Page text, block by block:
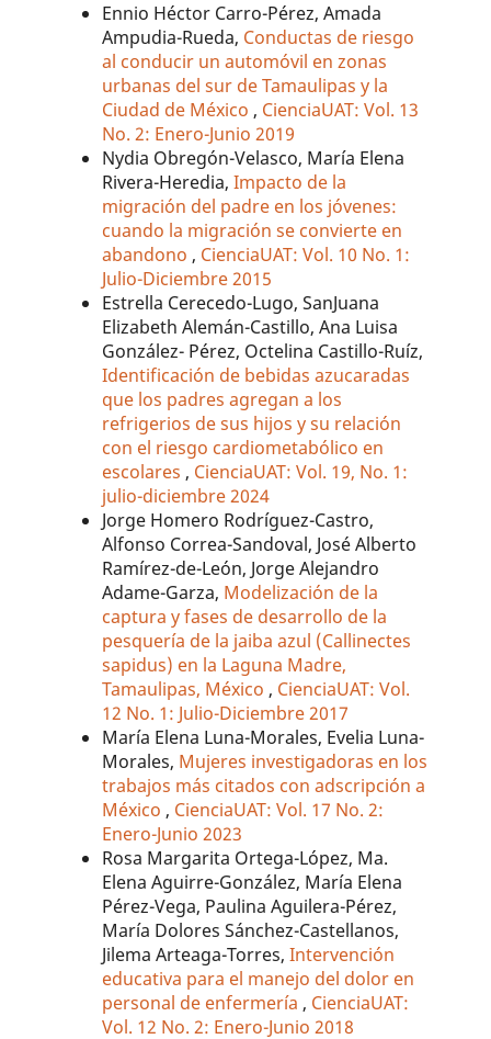
Ennio Héctor Carro-Pérez, Amada
Ampudia-Rueda, Conductas de riesgo
al conducir un automóvil en zonas
urbanas del sur de Tamaulipas y la
Ciudad de México , CienciaUAT: Vol. 13
No. 2: Enero-Junio 2019
Nydia Obregón-Velasco, María Elena
Rivera-Heredia,Impacto de la
migración del padre en los jóvenes:
cuando la migración se convierte en
abandono , CienciaUAT: Vol. 10 No. 1:
Julio-Diciembre 2015
Estrella Cerecedo-Lugo, SanJuana
Elizabeth Alemán-Castillo, Ana Luisa
González- Pérez, Octelina Castillo-Ruíz,
Identificación de bebidas azucaradas
que los padres agregan a los
refrigerios de sus hijos y su relación
con el riesgo cardiometabólico en
escolares , CienciaUAT: Vol. 19, No. 1:
julio-diciembre 2024
Jorge Homero Rodríguez-Castro,
Alfonso Correa-Sandoval, José Alberto
Ramírez-de-León, Jorge Alejandro
Adame-Garza, Modelización de la
captura y fases de desarrollo de la
pesquería de la jaiba azul (Callinectes
sapidus) en la Laguna Madre,
Tamaulipas, México , CienciaUAT: Vol.
12 No. 1: Julio-Diciembre 2017
María Elena Luna-Morales, Evelia Luna-
Morales, Mujeres investigadoras en los
trabajos más citados con adscripción a
México , CienciaUAT: Vol. 17 No. 2:
Enero-Junio 2023
Rosa Margarita Ortega-López, Ma.
Elena Aguirre-González, María Elena
Pérez-Vega, Paulina Aguilera-Pérez,
María Dolores Sánchez-Castellanos,
Jilema Arteaga-Torres,Intervención
educativa para el manejo del dolor en
personal de enfermería , CienciaUAT:
Vol. 12 No. 2: Enero-Junio 2018